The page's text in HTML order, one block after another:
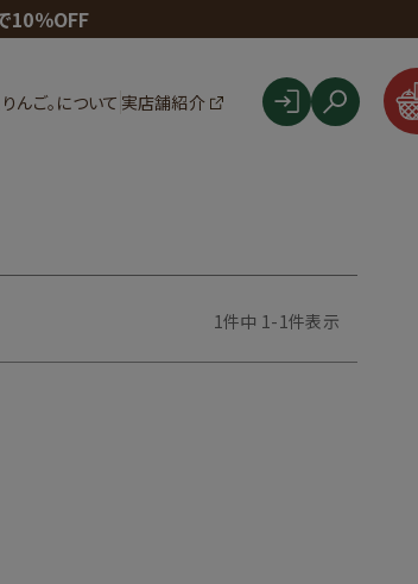
10％OFF
りんご。について 実店舗紹介
1件中 1-1件表示